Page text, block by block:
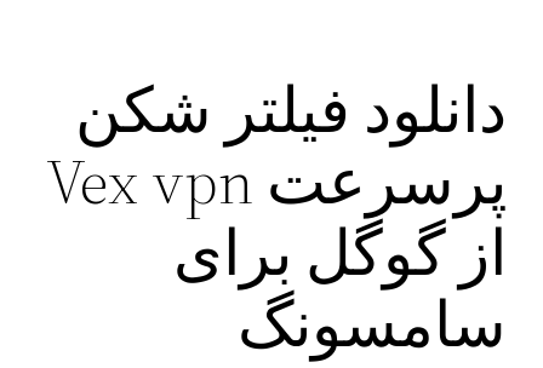
دانلود فیلتر شکن
پرسرعت Vex vpn
از گوگل برای
سامسونگ